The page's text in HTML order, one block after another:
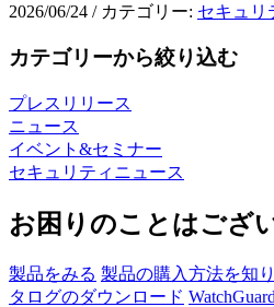
2026/06/24 / カテゴリー: セキュリ
カテゴリーから絞り込む
プレスリリース
ニュース
イベント&セミナー
セキュリティニュース
お困りのことはござ
製品をみる 製品の購入方法を知
タログのダウンロード